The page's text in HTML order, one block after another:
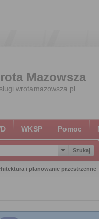
Mazowsza
WKSP Pomoc
i planowanie przestrzenne